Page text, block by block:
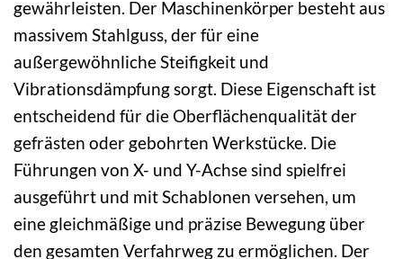
gewährleisten. Der Maschinenkörper besteht aus
massivem Stahlguss, der für eine
außergewöhnliche Steifigkeit und
Vibrationsdämpfung sorgt. Diese Eigenschaft ist
entscheidend für die Oberflächenqualität der
gefrästen oder gebohrten Werkstücke. Die
Führungen von X- und Y-Achse sind spielfrei
ausgeführt und mit Schablonen versehen, um
eine gleichmäßige und präzise Bewegung über
den gesamten Verfahrweg zu ermöglichen. Der